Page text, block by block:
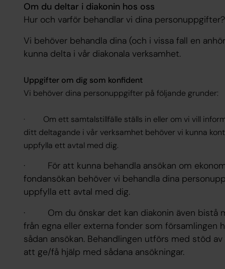
Om du deltar i diakonin hos oss
Hur och varför behandlar vi dina personuppgifter?
Vi behöver behandla dina (och i vissa fall en
kunna delta i vår diakonala verksamhet.
Uppgifter om dig som konfident
Vi behöver dina personuppgifter på följande grunder:
· Om ett samtalstillfälle ställs in eller om vi vill
ditt deltagande i vår verksamhet behöver vi kunna
uppfylla ett avtal med dig.
· För att kunna behandla ansökan om
fondansökan behöver vi behandla dina
uppfylla ett avtal med dig.
· Om du önskar det kan diakonin även bistå
från egna eller externa fonder som församlingen
sådan ansökan. Behandlingen utförs med stöd
att ge/få hjälp med sådana ansökningar.